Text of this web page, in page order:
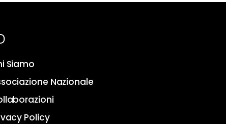
Siamo
Nazionale
Policy